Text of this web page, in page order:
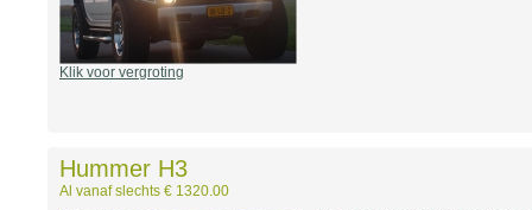
Klik voor vergroting
Hummer H3
Al vanaf slechts € 1320.00